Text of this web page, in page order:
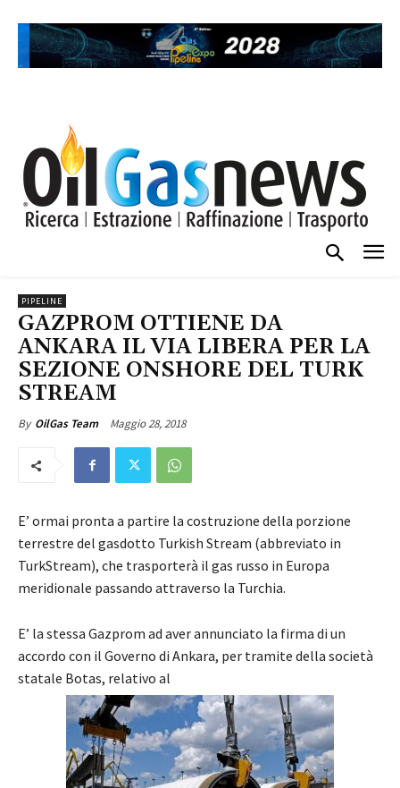
PIPELINE
GAZPROM OTTIENE DA
ANKARA IL VIA LIBERA PER LA
SEZIONE ONSHORE DEL TURK
STREAM
By OilGas Team Maggio 28, 2018
E’ ormai pronta a partire la costruzione della porzione
terrestre del gasdotto Turkish Stream (abbreviato in
TurkStream), che trasporterà il gas russo in Europa
meridionale passando attraverso la Turchia.
E’ la stessa Gazprom ad aver annunciato la firma di un
accordo con il Governo di Ankara, per tramite della società
statale Botas, relativo al